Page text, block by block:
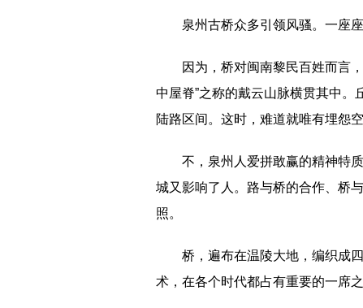
泉州古桥众多引领风骚。一座
因为，桥对闽南黎民百姓而言
中屋脊”之称的戴云山脉横贯其中
陆路区间。这时，难道就唯有埋怨
不，泉州人爱拼敢赢的精神特
城又影响了人。路与桥的合作、桥
照。
桥，遍布在温陵大地，编织成
术，在各个时代都占有重要的一席